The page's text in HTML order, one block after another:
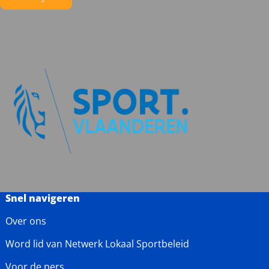
Snel navigeren
Over ons
Word lid van Netwerk Lokaal Sportbeleid